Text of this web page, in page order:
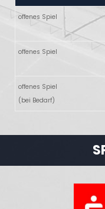
offenes Spiel
offenes Spiel
offenes Spiel
(bei Bedarf)